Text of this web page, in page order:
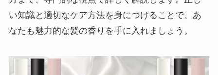
い知識と適切なケア方法を身につけることで、あ
なたも魅力的な髪の香りを手に入れましょう。